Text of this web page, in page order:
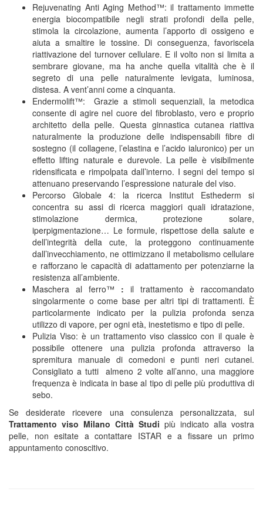
Rejuvenating Anti Aging Method™: il trattamento immette
energia biocompatibile negli strati profondi della pelle,
stimola la circolazione, aumenta l’apporto di ossigeno e
aiuta a smaltire le tossine. Di conseguenza, favoriscela
riattivazione del turnover cellulare. E il volto non si limita a
sembrare giovane, ma ha anche quella vitalità che è il
segreto di una pelle naturalmente levigata, luminosa,
distesa. A vent’anni come a cinquanta.
Endermolift™: Grazie a stimoli sequenziali, la metodica
consente di agire nel cuore del fibroblasto, vero e proprio
architetto della pelle. Questa ginnastica cutanea riattiva
naturalmente la produzione delle indispensabili fibre di
sostegno (il collagene, l’elastina e l’acido ialuronico) per un
effetto lifting naturale e durevole. La pelle è visibilmente
ridensificata e rimpolpata dall’interno. I segni del tempo si
attenuano preservando l’espressione naturale del viso.
Percorso Globale 4: la ricerca Institut Esthederm si
concentra su assi di ricerca maggiori quali idratazione,
stimolazione dermica, protezione solare,
iperpigmentazione… Le formule, rispettose della salute e
dell’integrità della cute, la proteggono continuamente
dall’invecchiamento, ne ottimizzano il metabolismo cellulare
e rafforzano le capacità di adattamento per potenziarne la
resistenza all’ambiente.
Maschera al ferro™ : il trattamento è raccomandato
singolarmente o come base per altri tipi di trattamenti. È
particolarmente indicato per la pulizia profonda senza
utilizzo di vapore, per ogni età, inestetismo e tipo di pelle.
Pulizia Viso: è un trattamento viso classico con il quale è
possibile ottenere una pulizia profonda attraverso la
spremitura manuale di comedoni e punti neri cutanei.
Consigliato a tutti almeno 2 volte all’anno, una maggiore
frequenza è indicata in base al tipo di pelle più produttiva di
sebo.
Se desiderate ricevere una consulenza personalizzata, sul
Trattamento viso Milano Città Studi più indicato alla vostra
pelle, non esitate a contattare ISTAR e a fissare un primo
appuntamento conoscitivo.